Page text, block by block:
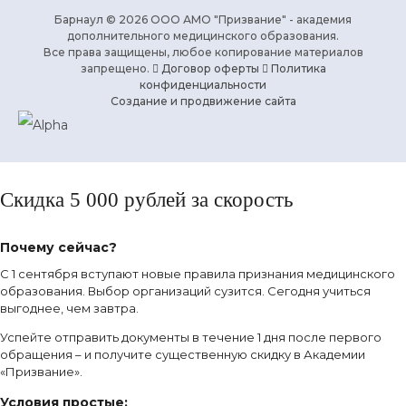
Барнаул © 2026 ООО АМО "Призвание" - академия
дополнительного медицинского образования.
Все права защищены, любое копирование материалов
запрещено.
Договор оферты
Политика
конфиденциальности
Создание и продвижение сайта
Скидка 5 000 рублей за скорость
Почему сейчас?
С 1 сентября вступают новые правила признания медицинского
образования. Выбор организаций сузится. Сегодня учиться
выгоднее, чем завтра.
Успейте отправить документы в течение 1 дня после первого
обращения – и получите существенную скидку в Академии
«Призвание».
Условия простые: